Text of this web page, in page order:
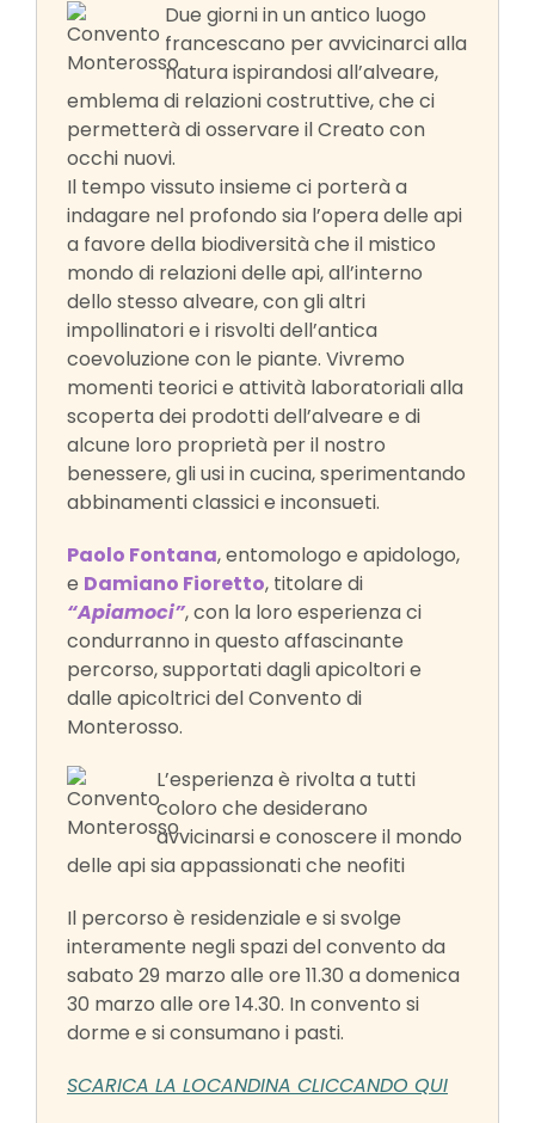
Due giorni in un antico luogo
francescano per avvicinarci alla
natura ispirandosi all’alveare,
emblema di relazioni costruttive, che ci
permetterà di osservare il Creato con
occhi nuovi.
Il tempo vissuto insieme ci porterà a
indagare nel profondo sia l’opera delle api
a favore della biodiversità che il mistico
mondo di relazioni delle api, all’interno
dello stesso alveare, con gli altri
impollinatori e i risvolti dell’antica
coevoluzione con le piante. Vivremo
momenti teorici e attività laboratoriali alla
scoperta dei prodotti dell’alveare e di
alcune loro proprietà per il nostro
benessere, gli usi in cucina, sperimentando
abbinamenti classici e inconsueti.
Paolo Fontana, entomologo e apidologo,
e Damiano Fioretto, titolare di
“Apiamoci”, con la loro esperienza ci
condurranno in questo affascinante
percorso, supportati dagli apicoltori e
dalle apicoltrici del Convento di
Monterosso.
L’esperienza è rivolta a tutti
coloro che desiderano
avvicinarsi e conoscere il mondo
delle api sia appassionati che neofiti
Il percorso è residenziale e si svolge
interamente negli spazi del convento da
sabato 29 marzo alle ore 11.30 a domenica
30 marzo alle ore 14.30. In convento si
dorme e si consumano i pasti.
SCARICA LA LOCANDINA CLICCANDO QUI